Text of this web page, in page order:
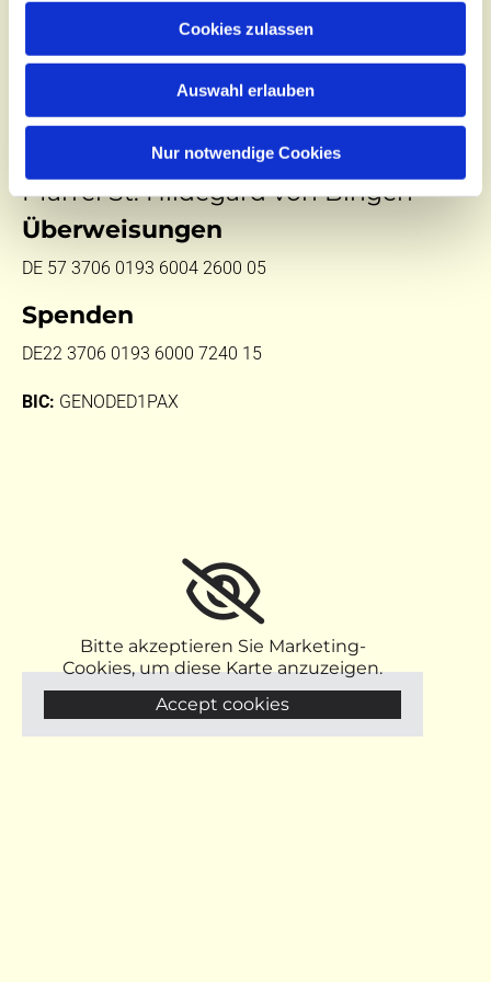
Cookies zulassen
Auswahl erlauben
Nur notwendige Cookies
Kontoinhaber:
Pfarrei St. Hildegard von Bingen
Überweisungen
DE 57 3706 0193 6004 2600 05
Spenden
DE22 3706 0193 6000 7240 15
BIC: GENODED1PAX
Bitte akzeptieren Sie Marketing-
Cookies, um diese Karte anzuzeigen.
Accept cookies